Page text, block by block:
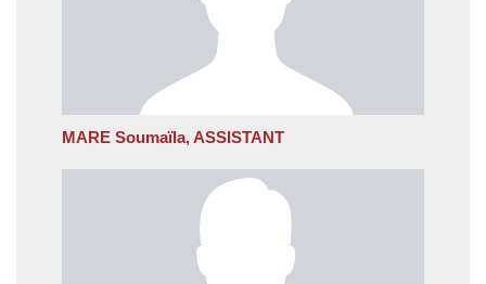
MARE Soumaïla, ASSISTANT